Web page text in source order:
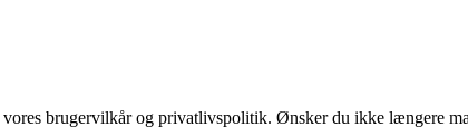
brugervilkår og privatlivspolitik. Ønsker du ikke længere